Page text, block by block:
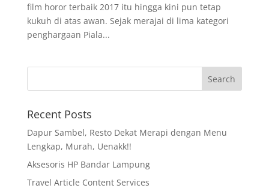
film horor terbaik 2017 itu hingga kini pun tetap
kukuh di atas awan. Sejak merajai di lima kategori
penghargaan Piala...
Recent Posts
Dapur Sambel, Resto Dekat Merapi dengan Menu
Lengkap, Murah, Uenakk!!
Aksesoris HP Bandar Lampung
Travel Article Content Services